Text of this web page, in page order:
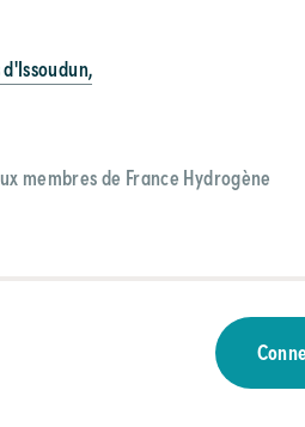
membres de France Hydrogène